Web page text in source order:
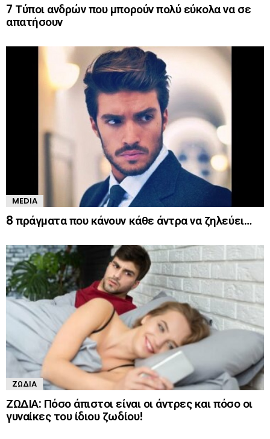
7 Τύποι ανδρών που μπορούν πολύ εύκολα να σε
απατήσουν
MEDIA
8 πράγματα που κάνουν κάθε άντρα να ζηλεύει…
ΖΏΔΙΑ
ΖΩΔΙΑ: Πόσο άπιστοι είναι οι άντρες και πόσο οι
γυναίκες του ίδιου ζωδίου!